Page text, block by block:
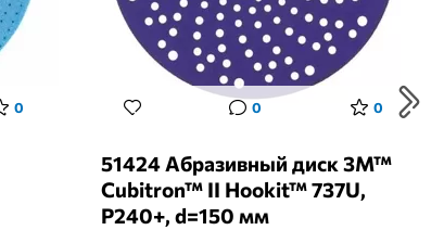
0 0 0
51424 Абразивный диск 3M™
Cubitron™ II Hookit™ 737U,
Р240+, d=150 мм